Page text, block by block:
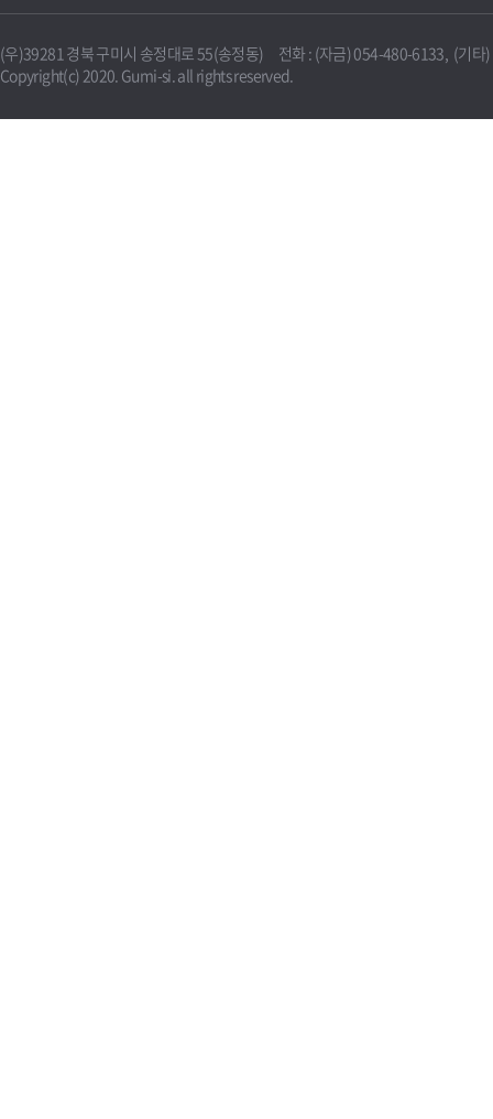
(우)39281 경북 구미시 송정대로 55(송정동) 전화 : (자금) 054-480-6133, (기타
Copyright(c) 2020. Gumi-si. all rights reserved.